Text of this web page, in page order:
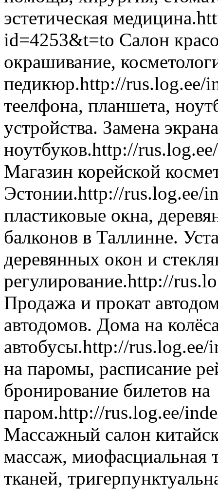
эстетическая медицина.
id=4253&t=to Салон
окрашивание,
педикюр.http://rus.log.ee/
теелфона, планшета,
устройства. Замена
ноутбуков.http://
Магазин корейской
Эстонии.http://rus.log.ee/
пластиковые окна,
балконов в Таллинне.
деревянных окон и
регулирование.http://
Продажа и прокат
автодомов. Дома на
автобусы.http://
на паромы, расписание
бронирование билетов на
паром.http://rus.log.ee/
Массажный салон
массаж, миофасциальная
тканей,